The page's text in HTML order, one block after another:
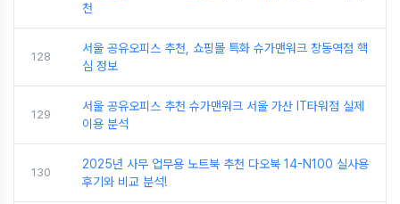
천
128
서울 공유오피스 추천, 쇼핑몰 특화 슈가맨워크 창동역점 핵
심 정보
129
서울 공유오피스 추천 슈가맨워크 서울 가산 IT타워점 실제
이용 분석
130
2025년 사무 업무용 노트북 추천 다오북 14-N100 실사용
후기와 비교 분석!